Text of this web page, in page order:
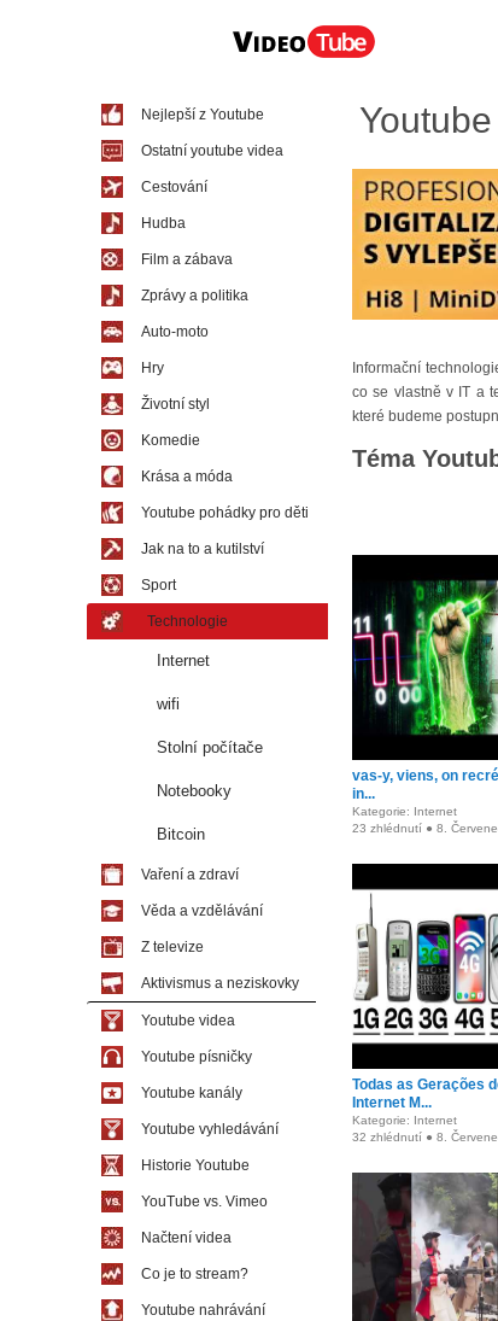
Informační
co se vlastně v IT a
které budeme
Téma
vas-y, viens, on
in...
Kategorie: Internet
23 zhlédnutí ● 8.
Todas as Gerações
Internet M...
Kategorie: Internet
32 zhlédnutí ● 8.
Nejlepší z Youtube
Ostatní youtube videa
Cestování
Hudba
Film a zábava
Zprávy a politika
Auto-moto
Hry
Životní styl
Komedie
Krása a móda
Youtube pohádky pro děti
Jak na to a kutilství
Sport
Technologie
Internet
wifi
Stolní počítače
Notebooky
Bitcoin
Vaření a zdraví
Věda a vzdělávání
Z televize
Aktivismus a neziskovky
Youtube videa
Youtube písničky
Youtube kanály
Youtube vyhledávání
Historie Youtube
YouTube vs. Vimeo
Načtení videa
Co je to stream?
Youtube nahrávání